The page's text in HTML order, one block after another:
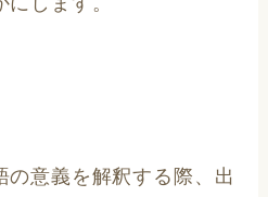
の意義を解釈する際、出